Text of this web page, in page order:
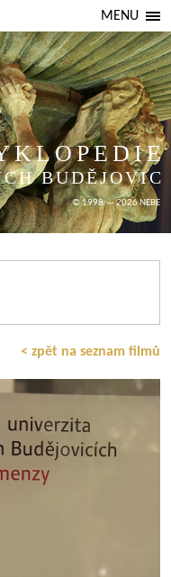
MENU
BUDĚJOVIC
© 1998 — 2026 NEBE
< zpět na seznam filmů